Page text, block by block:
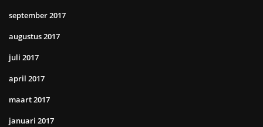
september 2017
augustus 2017
juli 2017
april 2017
maart 2017
januari 2017